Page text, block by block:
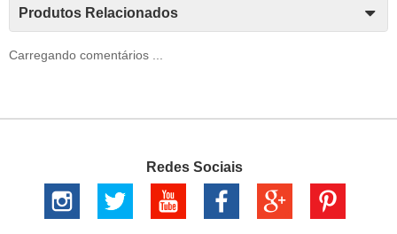
Produtos Relacionados
Carregando comentários ...
Redes Sociais